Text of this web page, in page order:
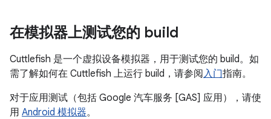
在模拟器上测试您的 build
Cuttlefish 是一个虚拟设备模拟器，用于测试您的 build。如
需了解如何在 Cuttlefish 上运行 build，请参阅入门指南。
对于应用测试（包括 Google 汽车服务 [GAS] 应用），请使
用 Android 模拟器。